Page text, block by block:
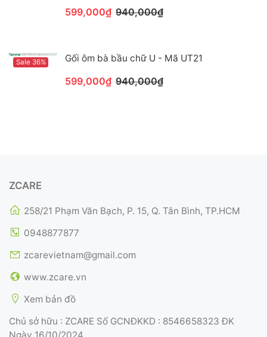
599,000₫ 940,000₫
Sale 36% Gối ôm bà bầu chữ U - Mã UT21
599,000₫ 940,000₫
ZCARE
258/21 Phạm Văn Bạch, P. 15, Q. Tân Bình, TP.HCM
0948877877
zcarevietnam@gmail.com
www.zcare.vn
Xem bản đồ
Chủ sở hữu : ZCARE Số GCNĐKKD : 8546658323 ĐK
Ngày 16/10/2024